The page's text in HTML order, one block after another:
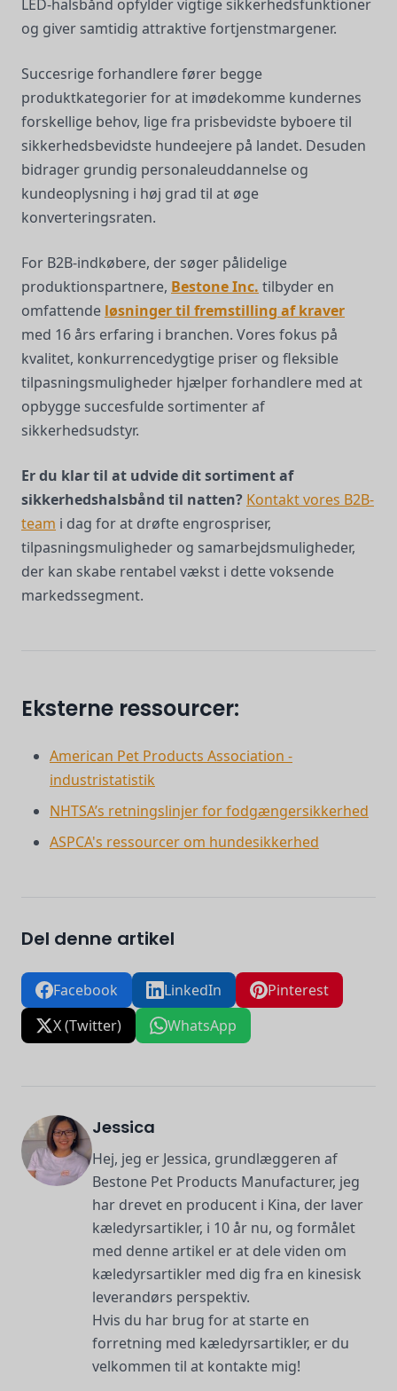
LED-halsbånd opfylder vigtige sikkerhedsfunktioner
og giver samtidig attraktive fortjenstmargener.
Succesrige forhandlere fører begge
produktkategorier for at imødekomme kundernes
forskellige behov, lige fra prisbevidste byboere til
sikkerhedsbevidste hundeejere på landet. Desuden
bidrager grundig personaleuddannelse og
kundeoplysning i høj grad til at øge
konverteringsraten.
For B2B-indkøbere, der søger pålidelige
produktionspartnere, Bestone Inc. tilbyder en
omfattende løsninger til fremstilling af kraver
med 16 års erfaring i branchen. Vores fokus på
kvalitet, konkurrencedygtige priser og fleksible
tilpasningsmuligheder hjælper forhandlere med at
opbygge succesfulde sortimenter af
sikkerhedsudstyr.
Er du klar til at udvide dit sortiment af
sikkerhedshalsbånd til natten? Kontakt vores B2B-
team i dag for at drøfte engrospriser,
tilpasningsmuligheder og samarbejdsmuligheder,
der kan skabe rentabel vækst i dette voksende
markedssegment.
Eksterne ressourcer:
American Pet Products Association -
industristatistik
NHTSA’s retningslinjer for fodgængersikkerhed
ASPCA's ressourcer om hundesikkerhed
Del denne artikel
Facebook LinkedIn
Pinterest
X (Twitter)
WhatsApp
Jessica
Hej, jeg er Jessica, grundlæggeren af
Bestone Pet Products Manufacturer, jeg
har drevet en producent i Kina, der laver
kæledyrsartikler, i 10 år nu, og formålet
med denne artikel er at dele viden om
kæledyrsartikler med dig fra en kinesisk
leverandørs perspektiv.
Hvis du har brug for at starte en
forretning med kæledyrsartikler, er du
velkommen til at kontakte mig!